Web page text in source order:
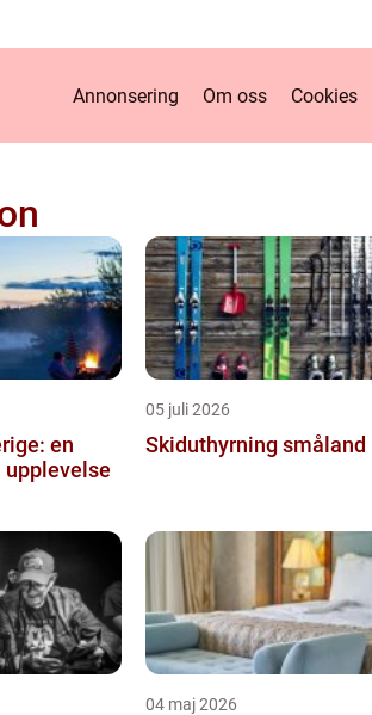
Annonsering Om oss Cookies
en
upplevelse
05 juli 2026
Skiduthyrning småland
04 maj 2026